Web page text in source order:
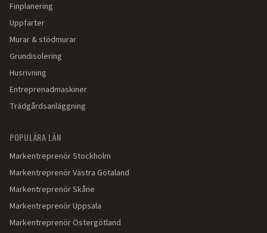
Finplanering
Uppfarter
Murar & stödmurar
Grundisolering
Husrivning
Entreprenadmaskiner
Trädgårdsanläggning
POPULÄRA LÄN
MarkentreprenörStockholm
MarkentreprenörVästra Götaland
MarkentreprenörSkåne
MarkentreprenörUppsala
MarkentreprenörÖstergötland